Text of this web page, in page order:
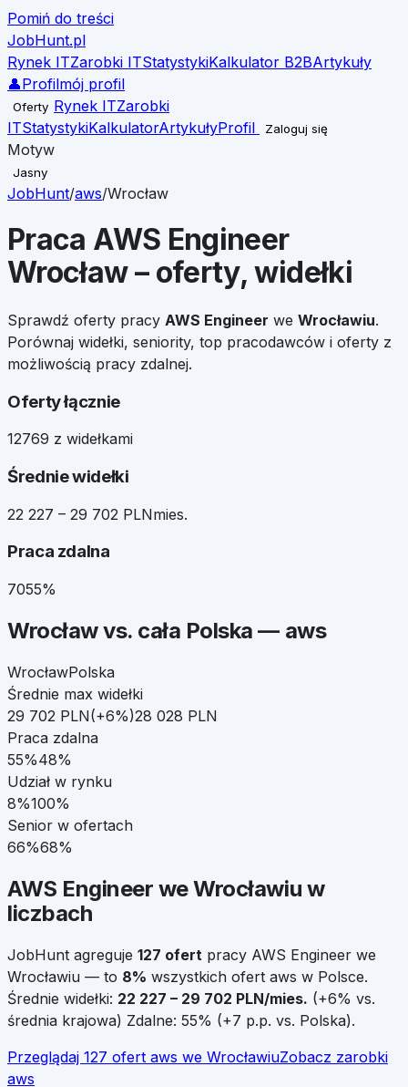
Pomiń do treści
JobHunt.pl
Rynek ITZarobki ITStatystykiKalkulator B2BArtykuły
👤Profilmój profil
Oferty Rynek ITZarobki
ITStatystykiKalkulatorArtykułyProfil Zaloguj się
Motyw
Jasny
JobHunt/aws/Wrocław
Praca AWS Engineer
Wrocław– oferty, widełki
Sprawdź oferty pracy AWS Engineer we Wrocławiu.
Porównaj widełki, seniority, top pracodawców i oferty z
możliwością pracy zdalnej.
Oferty łącznie
12769 z widełkami
Średnie widełki
22 227 – 29 702 PLNmies.
Praca zdalna
7055%
Wrocławvs. cała Polska — aws
WrocławPolska
Średnie max widełki
29 702 PLN(+6%)28 028 PLN
Praca zdalna
55%48%
Udział w rynku
8%100%
Senior w ofertach
66%68%
AWS Engineer weWrocławiu w
liczbach
JobHunt agreguje 127 ofert pracy AWS Engineer we
Wrocławiu — to 8% wszystkich ofert aws w Polsce.
Średnie widełki: 22 227 – 29 702 PLN/mies. (+6% vs.
średnia krajowa) Zdalne: 55% (+7 p.p. vs. Polska).
Przeglądaj 127 ofert aws we WrocławiuZobacz zarobki
aws